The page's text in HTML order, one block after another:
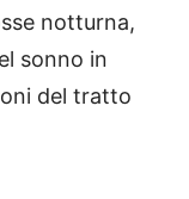
notturna,
sonno in
del tratto